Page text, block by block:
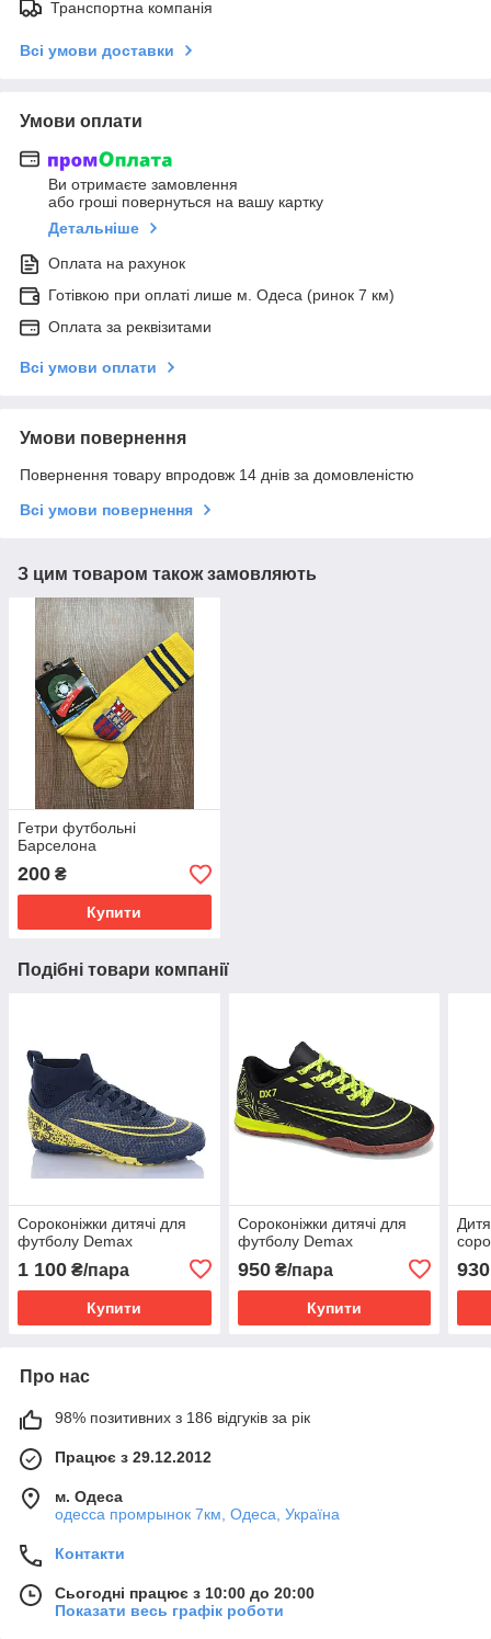
Транспортна компанія
Всі умови доставки
Умови оплати
Ви отримаєте замовлення
або гроші повернуться на вашу картку
Детальніше
Оплата на рахунок
Готівкою при оплаті лише м. Одеса (ринок 7 км)
Оплата за реквізитами
Всі умови оплати
Умови повернення
Повернення товару впродовж 14 днів за домовленістю
Всі умови повернення
З цим товаром також замовляють
Гетри футбольні
Барселона
200 ₴
Купити
Подібні товари компанії
Сороконiжки дитячі для
футболу Demax
1 100 ₴/пара
Купити
Сороконiжки дитячі для
футболу Demax
950₴/пара
Купити
930
Про нас
98% позитивних з 186 відгуків за рік
Працює з 29.12.2012
м. Одеса
одесса промрынок 7км, Одеса, Україна
Контакти
Сьогодні працює з 10:00 до 20:00
Показати весь графік роботи